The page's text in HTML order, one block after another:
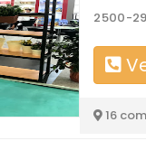
2500-
16